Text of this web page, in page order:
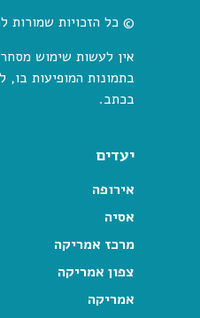
© כל הזכויות שמורות
אין לעשות שימוש
בתמונות המופיעות בו,
בכתב.
יעדים
אירופה
אסיה
מרכז אמריקה
צפון אמריקה
אמריקה